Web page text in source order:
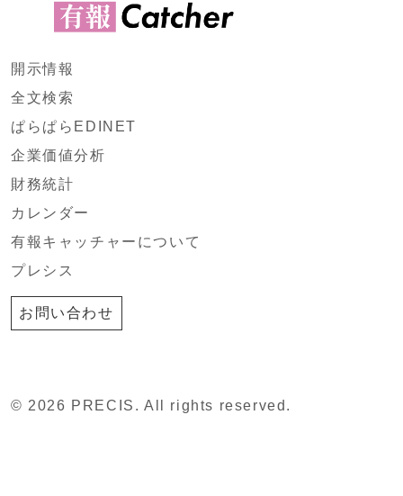
開示情報
全文検索
ぱらぱらEDINET
企業価値分析
財務統計
カレンダー
有報キャッチャーについて
プレシス
お問い合わせ
© 2026 PRECIS. All rights reserved.